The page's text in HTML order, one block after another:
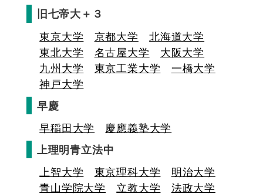
旧七帝大＋３
東京大学
京都大学
北海道大学
東北大学
名古屋大学
大阪大学
九州大学
東京工業大学
一橋大学
神戸大学
早慶
早稲田大学
慶應義塾大学
上理明青立法中
上智大学
東京理科大学
明治大学
青山学院大学
立教大学
法政大学